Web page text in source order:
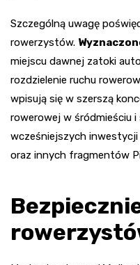
Szczególną uwagę
rowerzystów.
miejscu dawnej zatoki
rozdzielenie ruchu
wpisują się w szerszą
rowerowej w śródmieściu
wcześniejszych inwestycji
oraz innych fragmentów